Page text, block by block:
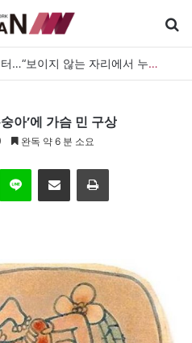
[신간] 대통령의 등 뒤 1미터…“보이지 않는 자리에서 누구를 지킨다는 것”
아’에 가슴 민 구상
완독 약 6 분 소요
Telegram 이메일